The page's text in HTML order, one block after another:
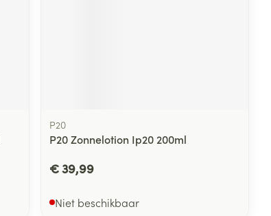
P20
P20 Zonnelotion Ip20 200ml
€ 39,99
Niet beschikbaar